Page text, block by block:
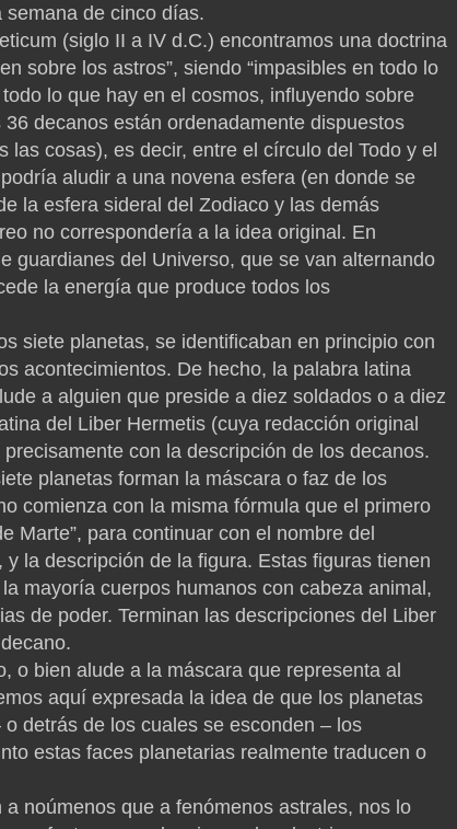
de cinco días.
(siglo II a IV d.C.) encontramos una doctrina
sobre los astros”, siendo “impasibles en todo lo
lo que hay en el cosmos, influyendo sobre
decanos están ordenadamente dispuestos
cosas), es decir, entre el círculo del Todo y el
aludir a una novena esfera (en donde se
la esfera sideral del Zodiaco y las demás
no correspondería a la idea original. En
guardianes del Universo, que se van alternando
la energía que produce todos los
siete planetas, se identificaban en principio con
acontecimientos. De hecho, la palabra latina
a alguien que preside a diez soldados o a diez
del Liber Hermetis (cuya redacción original
con la descripción de los decanos.
planetas forman la máscara o faz de los
comienza con la misma fórmula que el primero
Marte”, para continuar con el nombre del
la descripción de la figura. Estas figuras tienen
mayoría cuerpos humanos con cabeza animal,
de poder. Terminan las descripciones del Liber
o bien alude a la máscara que representa al
aquí expresada la idea de que los planetas
detrás de los cuales se esconden – los
estas faces planetarias realmente traducen o
noúmenos que a fenómenos astrales, nos lo